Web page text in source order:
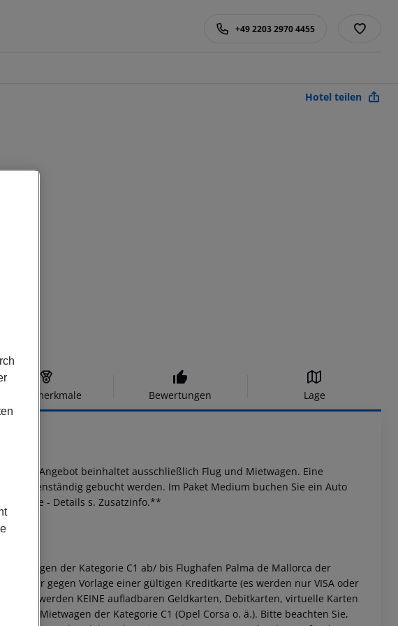
+49 2203 2970 4455
Hotel teilen
Hotelmerkmale Bewertungen Lage
Drive-Angebot beinhaltet ausschließlich Flug und Mietwagen. Eine
eigenständig gebucht werden. Im Paket Medium buchen Sie ein Auto
- Details s. Zusatzinfo.**
der Kategorie C1 ab/ bis Flughafen Palma de Mallorca der
nur gegen Vorlage einer gültigen Kreditkarte (es werden nur VISA oder
Es werden KEINE aufladbaren Geldkarten, Debitkarten, virtuelle Karten
einen Mietwagen der Kategorie C1 (Opel Corsa o. ä.). Bitte beachten Sie,